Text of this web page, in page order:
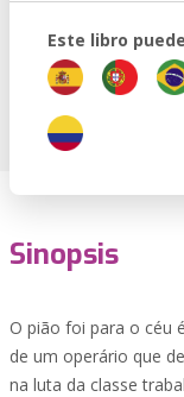
Este libro
Sinopsis
O pião foi para o céu
de um operário que
na luta da classe